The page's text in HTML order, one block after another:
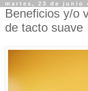
martes, 23 de junio
Beneficios y/o
de tacto suave